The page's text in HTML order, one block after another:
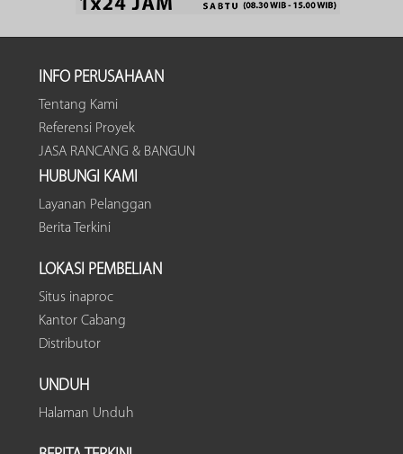
INFO PERUSAHAAN
Tentang Kami
Referensi Proyek
JASA RANCANG & BANGUN
HUBUNGI KAMI
Layanan Pelanggan
Berita Terkini
LOKASI PEMBELIAN
Situs inaproc
Kantor Cabang
Distributor
UNDUH
Halaman Unduh